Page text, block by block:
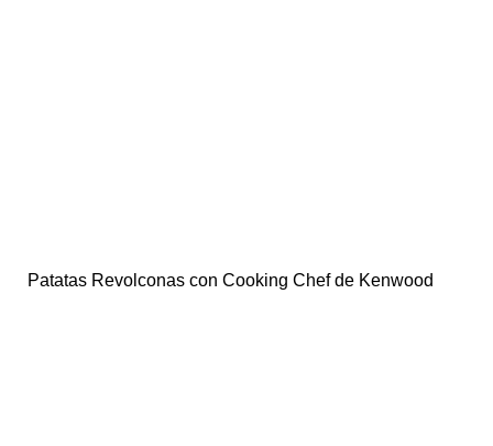
Patatas Revolconas con Cooking Chef de Kenwood